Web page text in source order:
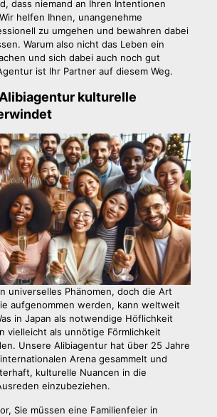
dass niemand an Ihren Intentionen
helfen Ihnen, unangenehme
zu umgehen und bewahren dabei
Warum also nicht das Leben ein
und sich dabei auch noch gut
ist Ihr Partner auf diesem Weg.
kulturelle
universelles Phänomen, doch die Art
aufgenommen werden, kann weltweit
in Japan als notwendige Höflichkeit
vielleicht als unnötige Förmlichkeit
Unsere Alibiagentur hat über 25 Jahre
Arena gesammelt und
kulturelle Nuancen in die
einzubeziehen.
Sie müssen eine Familienfeier in